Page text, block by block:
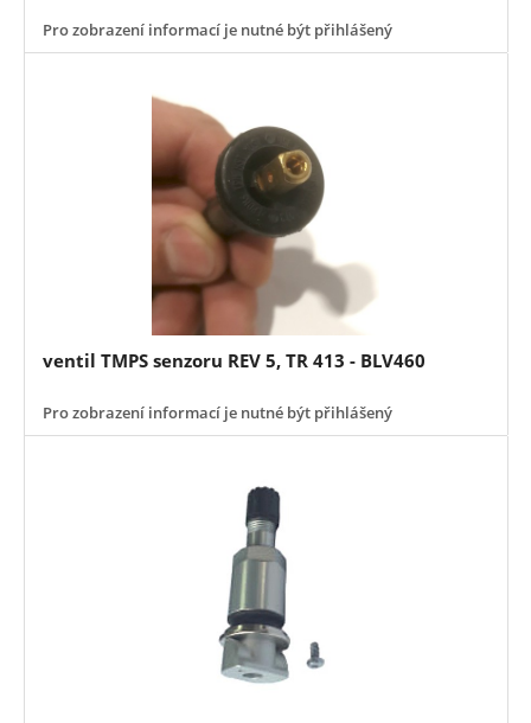
Pro zobrazení informací je nutné být přihlášený
ventil TMPS senzoru REV 5, TR 413 - BLV460
Pro zobrazení informací je nutné být přihlášený